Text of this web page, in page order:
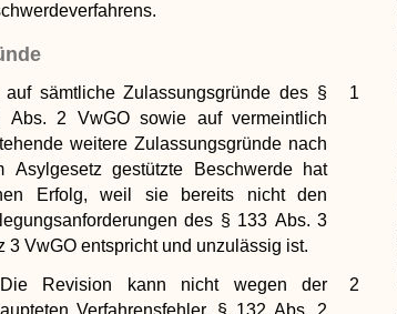
1
auf sämtliche Zulassungsgründe des §
Abs. 2 VwGO sowie auf vermeintlich
weitere Zulassungsgründe nach
Asylgesetz gestützte Beschwerde hat
Erfolg, weil sie bereits nicht den
des § 133 Abs. 3
3 VwGO entspricht und unzulässig ist.
2
Revision kann nicht wegen der
Verfahrensfehler, § 132 Abs. 2